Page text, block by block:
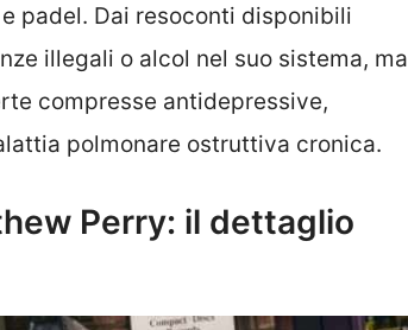
padel. Dai resoconti disponibili
illegali o alcol nel suo sistema, ma
compresse antidepressive,
polmonare ostruttiva cronica.
Perry: il dettaglio